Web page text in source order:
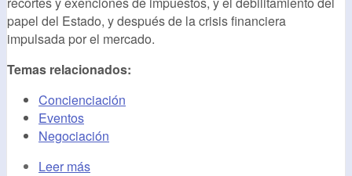
papel del Estado, y después de la crisis financiera
impulsada por el mercado.
Temas relacionados:
Concienciación
Eventos
Negociación
Leer más